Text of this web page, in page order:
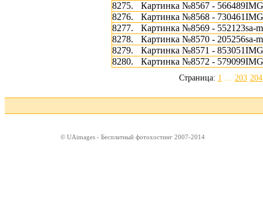
8275.
Картинка №8567 -
8276.
Картинка №8568 -
8277.
Картинка №8569 - 552123sa-
8278.
Картинка №8570 - 205256sa-
8279.
Картинка №8571 -
8280.
Картинка №8572 -
Страница: 1 ... 203 204
© UAimages - Бесплатный фотохостинг 2007-2014